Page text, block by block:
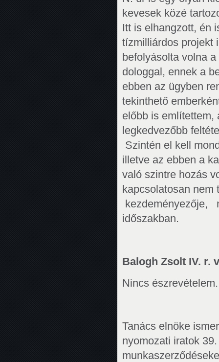
kevesek közé
Itt is elhangzott, én
tízmilliárdos projekt
befolyásolta volna
dologgal, ennek a
ebben az ügyben
tekinthető
előbb is említettem,
legkedvezőbb
Szintén el kell
illetve az ebben a
való szintre hozás
kapcsolatosan
időszakban.
Balogh Zsolt IV. r.
Nincs észrevételem.
Tanács elnöke
nyomozati iratok